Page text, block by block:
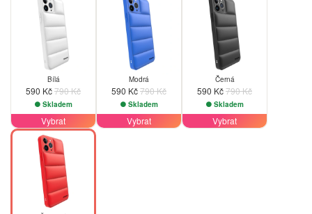
Bílá
590 Kč790 Kč
Skladem
Vybrat
Modrá
590 Kč790 Kč
Skladem
Vybrat
Černá
590 Kč790 Kč
Skladem
Vybrat
-25%